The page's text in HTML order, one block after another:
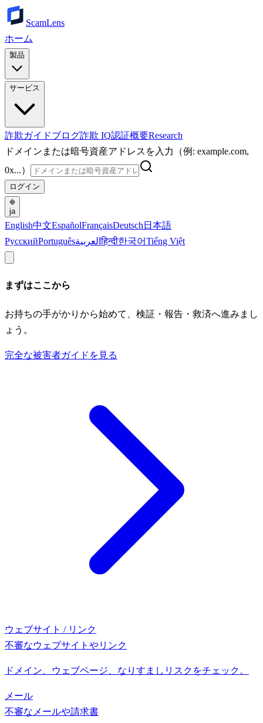
ScamLens
ホーム
製品
サービス
詐欺ガイドブログ詐欺 IQ認証概要Research
ドメインまたは暗号資産アドレスを入力（例: example.com,
0x...）
ログイン
ja
English中文EspañolFrançaisDeutsch 日本語
РусскийPortuguêsالعربيةहिन्दी한국어Tiếng Việt
まずはここから
お持ちの手がかりから始めて、検証・報告・救済へ進みまし
ょう。
完全な被害者ガイドを見る
ウェブサイト / リンク
不審なウェブサイトやリンク
ドメイン、ウェブページ、なりすましリスクをチェック。
メール
不審なメールや請求書